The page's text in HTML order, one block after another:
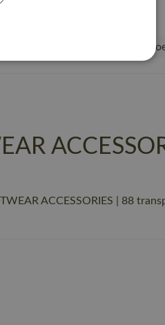
Accessoires voor
ACCESSORIES | 88